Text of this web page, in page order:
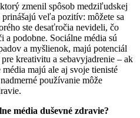
zmenil spôsob medziľudskej
veľa pozitív: môžete sa
ste desaťročia nevideli, čo
a podobne. Sociálne média sú
a myšlienok, majú potenciál
kreativitu a sebavyjadrenie – ak
majú ale aj svoje tienisté
používanie môže
média duševné zdravie?